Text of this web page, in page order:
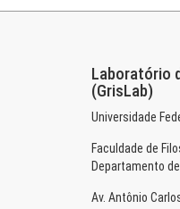
Laboratório
(GrisLab)
Universidade
Faculdade de
Departamento
Av. Antônio